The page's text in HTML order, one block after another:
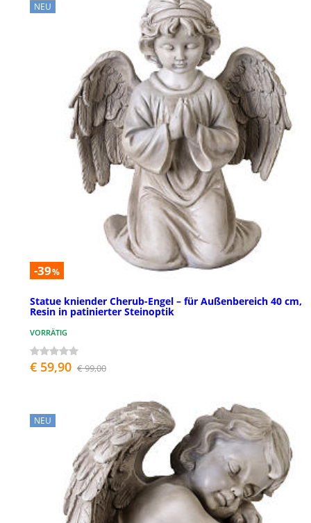
NEU
-39%
Statue kniender Cherub-Engel – für Außenbereich 40 cm,
Resin in patinierter Steinoptik
VORRÄTIG
€ 59,90 € 99,00
NEU